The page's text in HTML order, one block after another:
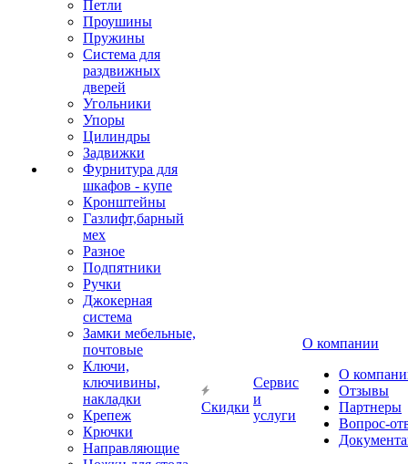
Петли
Проушины
Пружины
Система для
раздвижных
дверей
Угольники
Упоры
Цилиндры
Задвижки
Фурнитура для
шкафов - купе
Кронштейны
Газлифт,барный
мех
Разное
Подпятники
Ручки
Джокерная
система
Замки мебельные,
почтовые
Ключи,
ключивины,
накладки
Крепеж
Крючки
Направляющие
Скидки
Сервис
и
услуги
О компании
О
Отзывы
Партнеры
Вопрос-